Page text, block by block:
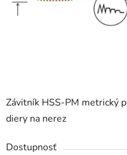
Závitník HSS-PM metrický
diery na nerez
Dostupnosť